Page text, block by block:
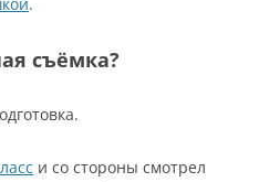
съёмка?
и со стороны смотрел